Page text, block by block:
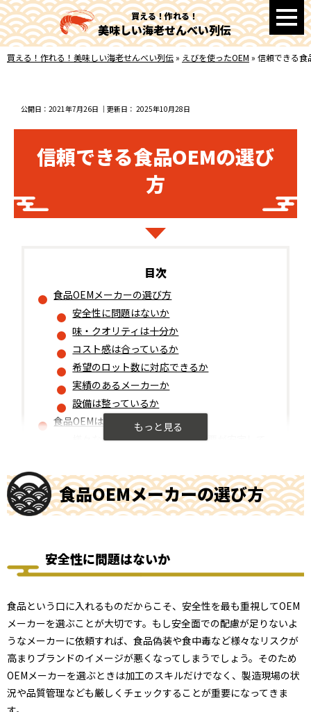
買える！作れる！
美味しい海老せんべい列伝
買える！作れる！美味しい海老せんべい列伝» えびを使ったOEM » 信頼できる食
公開日： 2021年7月26日 ｜更新日： 2025年10月28日
信頼できる食品OEMの選び
方
食品OEMメーカーの選び方
安全性に問題はないか
味・クオリティは十分か
コスト感は合っているか
希望のロット数に対応できるか
実績のあるメーカーか
設備は整っているか
食品OEMはえびせんがおすすめ
様々なシーンで活用できる→需要が安定して
味・素材の変更OKのせんべい専門業者をピ
ックアップ！
食品OEM開発時のポイント
試作費も加味する
容器形態と包装費も検討する
完成品を委託側のブランド名で販売する
自社商品の製品のみを委託する
食品OEMのメリット（委託側のメリット）
設備投資の必要がなくなる
人件費を削減できる
在庫リスクを抑えられる
食品OEMメーカーの選び方
安全性に問題はないか
食品という口に入れるものだからこそ、安全性を最も重視してOEM
メーカーを選ぶことが大切です。もし安全面での配慮が足りないよ
うなメーカーに依頼すれば、食品偽装や食中毒など様々なリスクが
高まりブランドのイメージが悪くなってしまうでしょう。そのため
OEMメーカーを選ぶときは加工のスキルだけでなく、製造現場の状
況や品質管理なども厳しくチェックすることが重要になってきま